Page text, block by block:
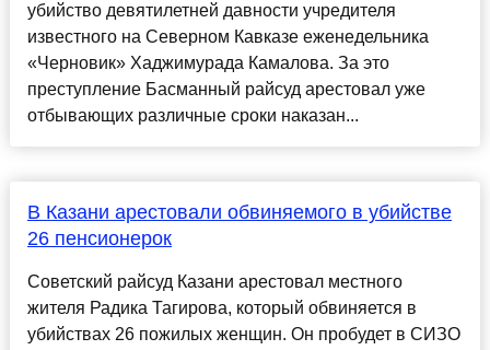
убийство девятилетней давности учредителя
известного на Северном Кавказе еженедельника
«Черновик» Хаджимурада Камалова. За это
преступление Басманный райсуд арестовал уже
отбывающих различные сроки наказан...
В Казани арестовали обвиняемого в убийстве
26 пенсионерок
Советский райсуд Казани арестовал местного
жителя Радика Тагирова, который обвиняется в
убийствах 26 пожилых женщин. Он пробудет в СИЗО